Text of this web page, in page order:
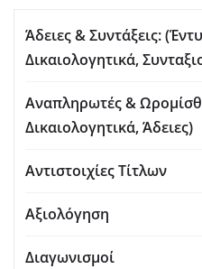
Άδειες & Συντάξεις:
Δικαιολογητικά,
Αναπληρωτές &
Δικαιολογητικά, Άδειες)
Αντιστοιχίες Τίτλων
Αξιολόγηση
Διαγωνισμοί